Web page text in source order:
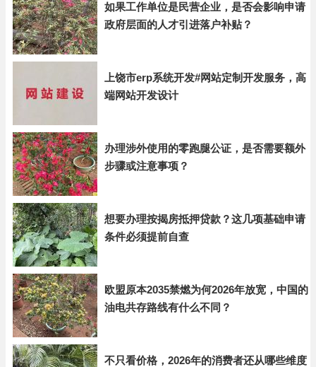
如果工作单位是民营企业，是否会影响申请
政府层面的人才引进落户补贴？
上饶市erp系统开发#网站定制开发服务，高
端网站开发设计
办理涉外使用的零跑腿公证，是否需要额外
步骤或注意事项？
想要办理按揭房抵押贷款？这几项基础申请
条件必须提前自查
欧盟原本2035禁燃为何2026年放宽，中国的
油电共存路线有什么不同？
不只看价格，2026年的消费者还从哪些维度